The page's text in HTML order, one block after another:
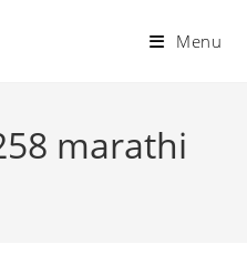
Menu
marathi